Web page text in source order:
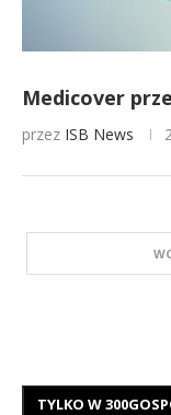
Medicover
przez ISB News
TYLKO W